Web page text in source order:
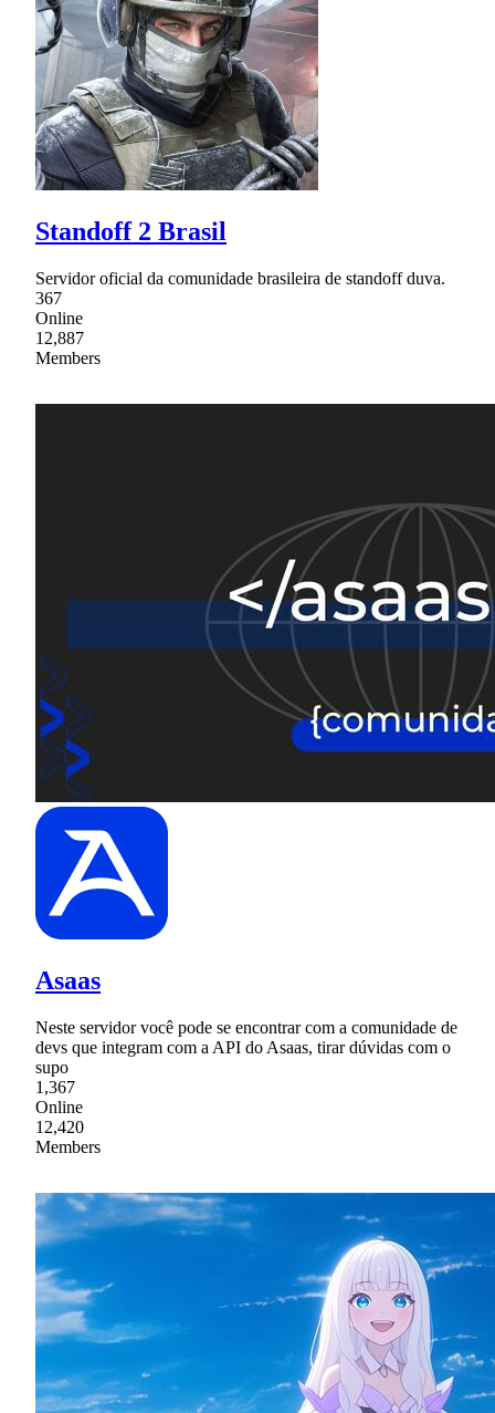
Standoff 2 Brasil
Servidor oficial da comunidade brasileira de standoff duva.
367
Online
12,887
Members
Asaas
Neste servidor você pode se encontrar com a comunidade de
devs que integram com a API do Asaas, tirar dúvidas com o
supo
1,367
Online
12,420
Members